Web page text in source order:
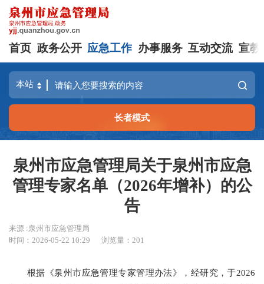
首页 政务公开 应急工作 办事服务 互动交流 宣教
长者模式
泉州市应急管理局关于泉州市应急
管理专家名单（2026年增补）的公
告
来源 :泉州市应急管理局
时间：2026-05-22 10:29
浏览量：201
根据《泉州市应急管理专家管理办法》，经研究，于2026